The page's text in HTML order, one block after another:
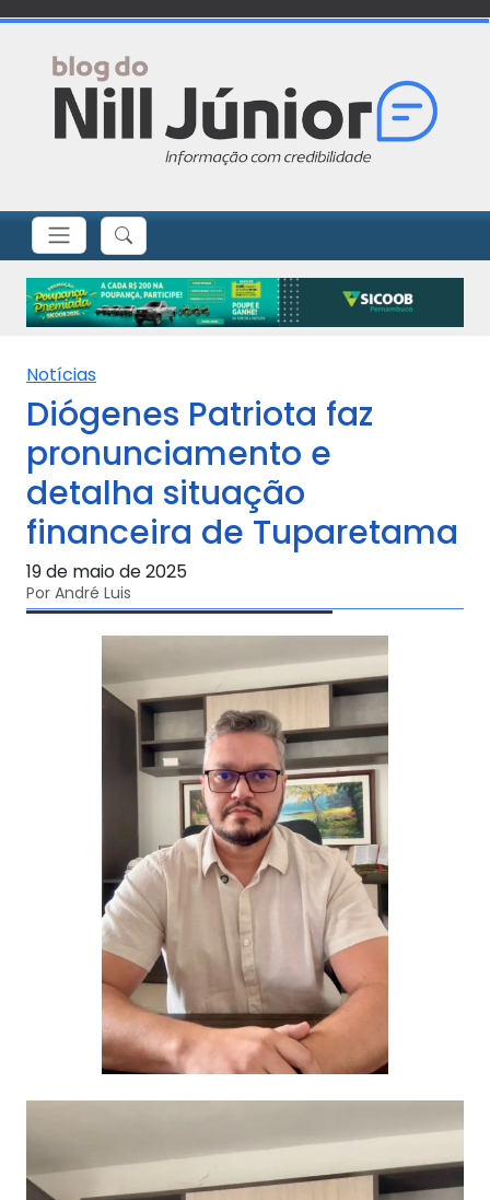
Notícias
Diógenes Patriota faz
pronunciamento e
detalha situação
financeira de Tuparetama
19 de maio de 2025
Por André Luis